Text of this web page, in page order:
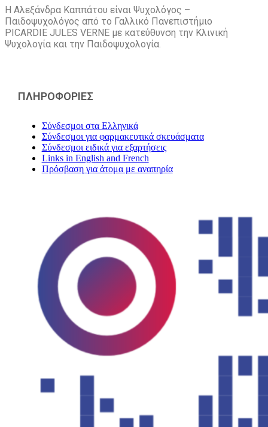
Η Αλεξάνδρα Καππάτου είναι Ψυχολόγος –
Παιδοψυχολόγος από το Γαλλικό Πανεπιστήμιο
PICARDIE JULES VERNE με κατεύθυνση την Kλινική
Ψυχολογία και την Παιδοψυχολογία.
ΠΛΗΡΟΦΟΡΙΕΣ
Σύνδεσμοι στα Ελληνικά
Σύνδεσμοι για φαρμακευτικά σκευάσματα
Σύνδεσμοι ειδικά για εξαρτήσεις
Links in English and French
Πρόσβαση για άτομα με αναπηρία